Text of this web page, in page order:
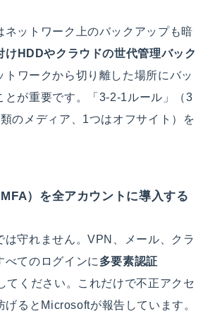
ネットワーク上のバックアップも暗
けHDDやクラウドの世代管理バック
トワークから切り離した場所にバッ
とが重要です。「3-2-1ルール」（3
のメディア、1つはオフサイト）を
）を全アカウントに導入する
は守れません。VPN、メール、クラ
べてのログインに 多要素認証
てください。これだけで不正アクセ
げるとMicrosoftが報告しています。